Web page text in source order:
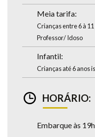
Meia tarifa:
Crianças entre 6 à
Professor/ Idoso
Infantil:
Crianças até 6 anos
HORÁRIO:
Embarque às